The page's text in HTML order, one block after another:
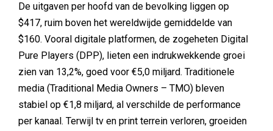
De uitgaven per hoofd van de bevolking liggen op
$417, ruim boven het wereldwijde gemiddelde van
$160. Vooral digitale platformen, de zogeheten Digital
Pure Players (DPP), lieten een indrukwekkende groei
zien van 13,2%, goed voor €5,0 miljard. Traditionele
media (Traditional Media Owners – TMO) bleven
stabiel op €1,8 miljard, al verschilde de performance
per kanaal. Terwijl tv en print terrein verloren, groeiden